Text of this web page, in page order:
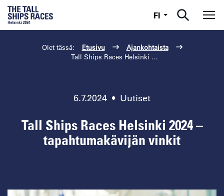
FI Suomi
Olet tässä: Etusivu
Ajankohtaista
Tall Ships Races Helsinki 2024 ...
6.7.2024 • Uutiset
Tall Ships Races Helsinki 2024 –
tapahtumakävijän vinkit